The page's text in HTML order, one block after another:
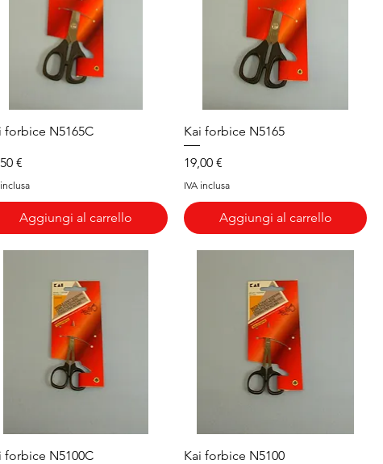
Vista rapida
forbice N5165C
€
Aggiungi al carrello
Vista rapida
Kai forbice N5165
Prezzo
19,00 €
IVA inclusa
Aggiungi al carrello
Vista rapida
forbice N5100C
Vista rapida
Kai forbice N5100